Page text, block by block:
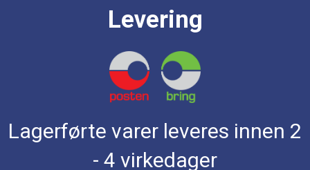
Levering
Lagerførte varer leveres innen 2
- 4 virkedager